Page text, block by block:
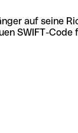
auf seine
SWIFT-